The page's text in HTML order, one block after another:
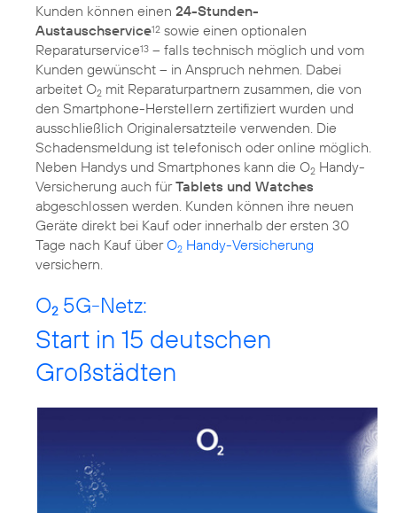
Kunden können einen 24-Stunden-
Austauschservice12 sowie einen optionalen
Reparaturservice13 – falls technisch möglich und vom
Kunden gewünscht – in Anspruch nehmen. Dabei
arbeitet O2 mit Reparaturpartnern zusammen, die von
den Smartphone-Herstellern zertifiziert wurden und
ausschließlich Originalersatzteile verwenden. Die
Schadensmeldung ist telefonisch oder online möglich.
Neben Handys und Smartphones kann die O2 Handy-
Versicherung auch fürTablets und Watches
abgeschlossen werden. Kunden können ihre neuen
Geräte direkt bei Kauf oder innerhalb der ersten 30
Tage nach Kauf überO2 Handy-Versicherung
O2 5G-Netz:
Start in 15 deutschen
Großstädten